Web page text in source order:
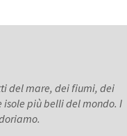
del mare, dei fiumi, dei
più belli del mondo. I